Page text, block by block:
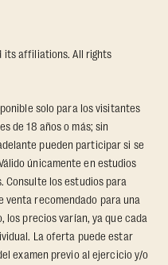
its affiliations. All rights
solo para los visitantes
de 18 años o más; sin
pueden participar si se
únicamente en estudios
Consulte los estudios para
venta recomendado para una
los precios varían, ya que cada
La oferta puede estar
examen previo al ejercicio y/o